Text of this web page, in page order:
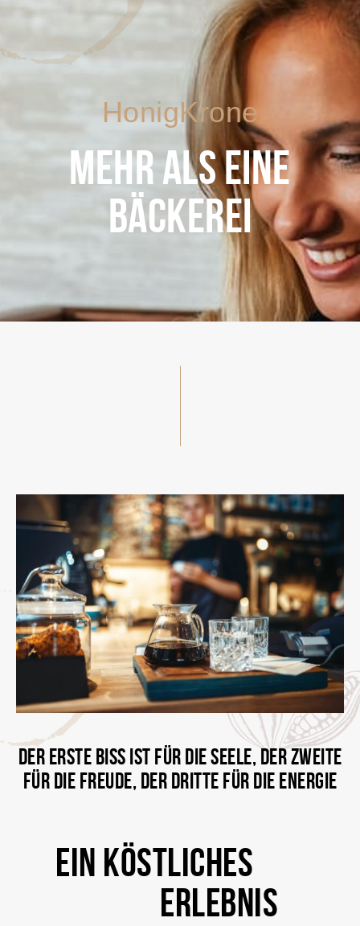
HonigKrone
MEHR ALS EINE
BÄCKEREI
DER ERSTE BISS IST FÜR DIE SEELE, DER ZWEITE
FÜR DIE FREUDE, DER DRITTE FÜR DIE ENERGIE
EIN KÖSTLICHES
ERLEBNIS